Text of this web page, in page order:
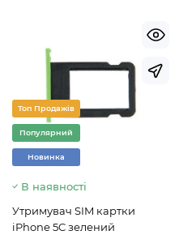
Топ Продажів
Популярний
Новинка
В наявності
Утримувач SIM картки
iPhone 5C зелений